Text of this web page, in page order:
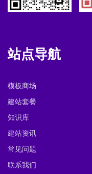
站点导航
模板商场
建站套餐
知识库
建站资讯
常见问题
联系我们